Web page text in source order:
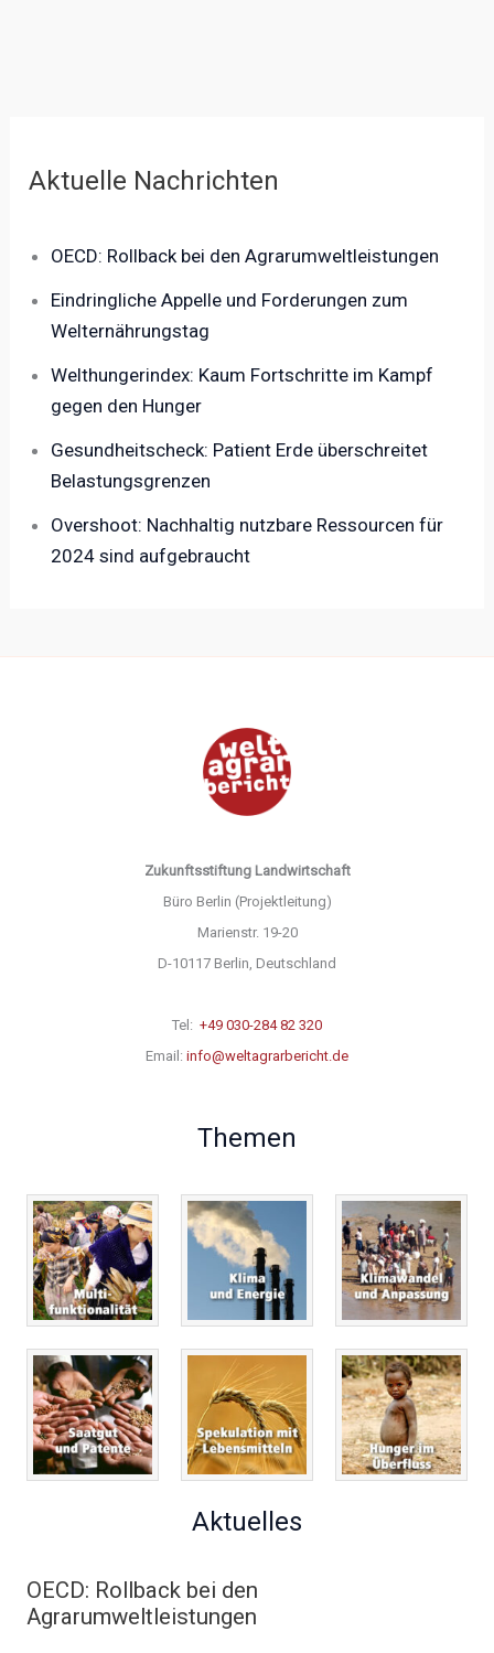
Aktuelle Nachrichten
OECD: Rollback bei den Agrarumweltleistungen
Eindringliche Appelle und Forderungen zum
Welternährungstag
Welthungerindex: Kaum Fortschritte im Kampf
gegen den Hunger
Gesundheitscheck: Patient Erde überschreitet
Belastungsgrenzen
Overshoot: Nachhaltig nutzbare Ressourcen für
2024 sind aufgebraucht
Zukunftsstiftung Landwirtschaft
Büro Berlin (Projektleitung)
Marienstr. 19-20
D-10117 Berlin, Deutschland
Tel: +49 030-284 82 320
Email: info@weltagrarbericht.de
Themen
Aktuelles
OECD: Rollback bei den
Agrarumweltleistungen